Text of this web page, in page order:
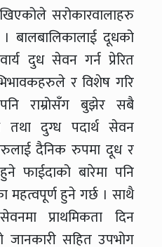
सरोकारवालाहरु
बालबालिकालाई दूधको
दुध सेवन गर्न प्रेरित
र विशेष गरि
राम्रोसँग बुझेर सबै
तथा दुग्ध पदार्थ सेवन
दैनिक रुपमा दूध र
फाईदाको बारेमा पनि
महत्वपूर्ण हुने गर्छ । साथै
प्राथमिकता दिन
सहित उपभोग